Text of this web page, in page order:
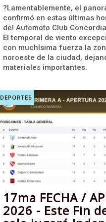
?Lamentablemente, el
confirmó en estas últimas
del Automoto Club
El temporal de viento
con muchísima fuerza la
noroeste de la ciudad,
materiales importantes.
DEPORTES
17ma FECHA /
2026 - Este Fin